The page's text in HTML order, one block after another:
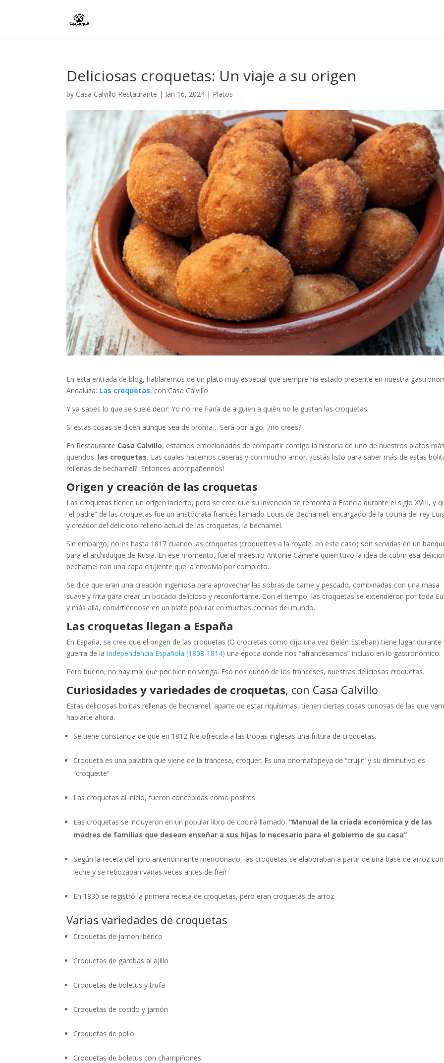
Deliciosas croquetas: Un viaje a su origen
by Casa Calvillo Restaurante | Jan 16, 2024 | Platos
En esta entrada de blog, hablaremos de un plato muy especial que siempre ha estado presente en nuestra
Andaluza: Las croquetas, con Casa Calvillo
Y ya sabes lo que se suele decir: Yo no me fiaría de alguien a quién no le gustan las croquetas
Si estas cosas se dicen aunque sea de broma… Será por algo, ¿no crees?
En Restaurante Casa Calvillo, estamos emocionados de compartir contigo la historia de uno de nuestros platos
queridos: las croquetas. Las cuales hacemos caseras y con mucho amor. ¿Estás listo para saber más de estas
rellenas de bechamel? ¡Entonces acompáñennos!
Origen y creación de las croquetas
Las croquetas tienen un origen incierto, pero se cree que su invención se remonta a Francia durante el siglo XVIII, y
“el padre” de las croquetas fue un aristócrata francés llamado Louis de Bechamel, encargado de la cocina del rey
y creador del delicioso relleno actual de las croquetas, la bechamel.
Sin embargo, no es hasta 1817 cuando las croquetas (croquettes a la royale, en este caso) son servidas en un
para el archiduque de Rusia. En ese momento, fue el maestro Antonie Cámere quien tuvo la idea de cubrir esa
bechamel con una capa crujiente que la envolvía por completo.
Se dice que eran una creación ingeniosa para aprovechar las sobras de carne y pescado, combinadas con una masa
suave y frita para crear un bocado delicioso y reconfortante. Con el tiempo, las croquetas se extendieron por toda
y más allá, convirtiéndose en un plato popular en muchas cocinas del mundo.
Las croquetas llegan a España
En España, se cree que el origen de las croquetas (O crocretas como dijo una vez Belén Esteban) tiene lugar durante
guerra de la Independencia Española (1808-1814) una época donde nos “afrancesamos” incluso en lo gastronómico.
Pero bueno, no hay mal que por bien no venga. Eso nos quedó de los franceses, nuestras deliciosas croquetas.
Curiosidades y variedades de croquetas, con Casa Calvillo
Estas deliciosas bolitas rellenas de bechamel, aparte de estar riquísimas, tienen ciertas cosas curiosas de las que
hablarte ahora.
Se tiene constancia de que en 1812 fue ofrecida a las tropas inglesas una fritura de croquetas.
Croqueta es una palabra que viene de la francesa, croquer. Es una onomatopeya de “crujir” y su diminutivo es
“croquette”
Las croquetas al inicio, fueron concebidas como postres.
Las croquetas se incluyeron en un popular libro de cocina llamado:“Manual de la criada económica y de las
madres de familias que desean enseñar a sus hijas lo necesario para el gobierno de su casa”
Según la receta del libro anteriormente mencionado, las croquetas se elaboraban a partir de una base de arroz con
leche y se rebozaban varias veces antes de freír
En 1830 se registró la primera receta de croquetas, pero eran croquetas de arroz.
Varias variedades de croquetas
Croquetas de jamón ibérico
Croquetas de gambas al ajillo
Croquetas de boletus y trufa
Croquetas de cocido y jamón
Croquetas de pollo
Croquetas de boletus con champiñones